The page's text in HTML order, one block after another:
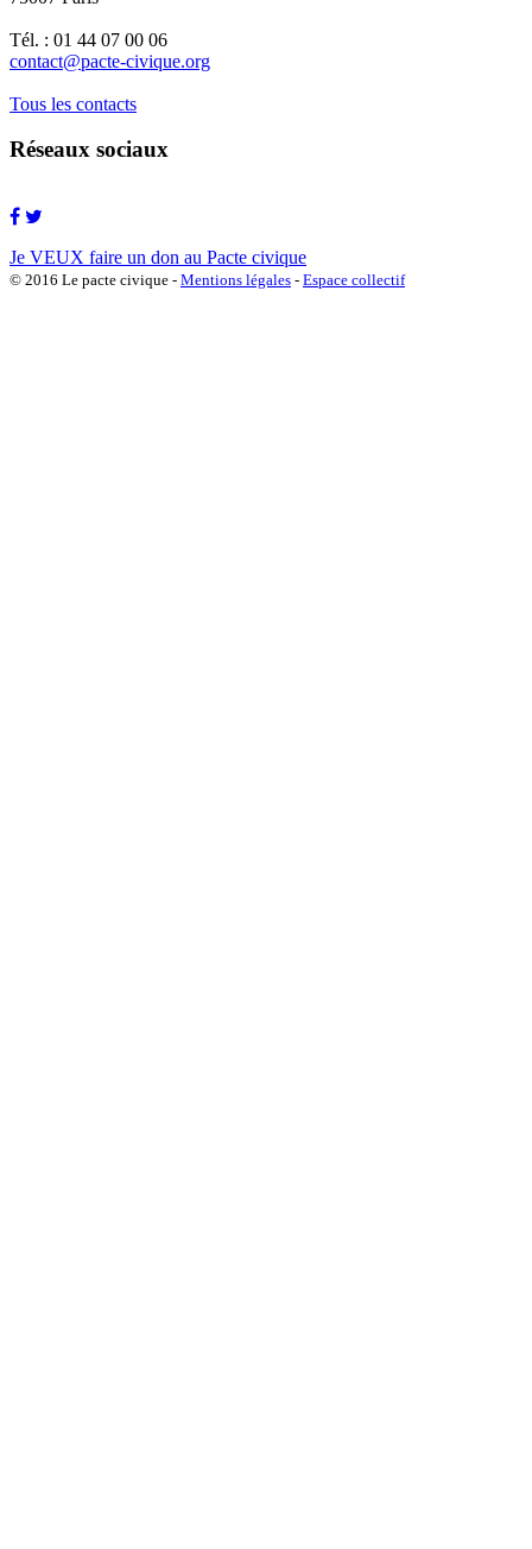
Tél. : 01 44 07 00 06
contact@pacte-civique.org
Tous les contacts
Réseaux sociaux
Je VEUX faire un don au Pacte civique
© 2016 Le pacte civique - Mentions légales - Espace collectif